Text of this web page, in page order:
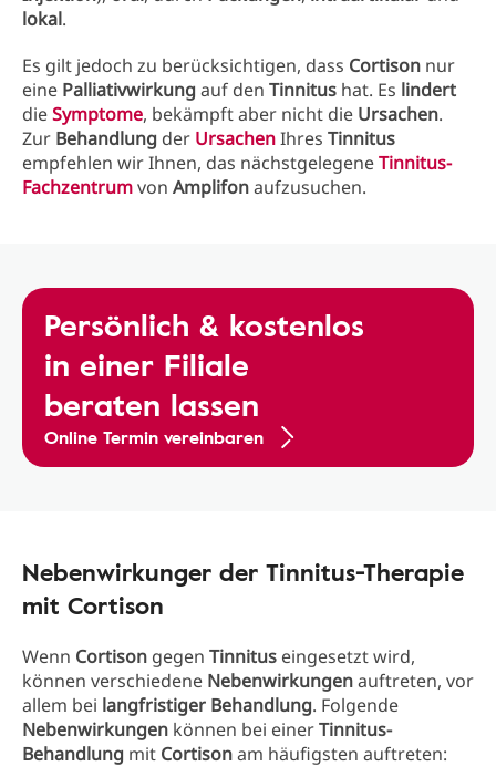
lokal.
Es gilt jedoch zu berücksichtigen, dass Cortison nur
eine Palliativwirkungauf den Tinnitus hat. Es lindert
dieSymptome, bekämpft aber nicht die Ursachen.
Zur Behandlung der UrsachenIhres Tinnitus
empfehlen wir Ihnen, das nächstgelegeneTinnitus-
Fachzentrumvon Amplifonaufzusuchen.
Persönlich & kostenlos
in einer Filiale
beraten lassen
Online Termin vereinbaren
Nebenwirkunger der Tinnitus-Therapie
mit Cortison
Wenn Cortison gegen Tinnitus eingesetzt wird,
können verschiedene Nebenwirkungenauftreten, vor
allem bei langfristiger Behandlung. Folgende
Nebenwirkungen können bei einerTinnitus-
Behandlung mit Cortisonam häufigsten auftreten: